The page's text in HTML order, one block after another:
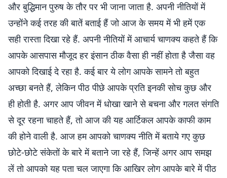
और बुद्धिमान पुरुष के तौर पर भी जाना जाता है. अपनी नीतियों में
उन्होंने कई तरह की बातें बताई हैं जो आज के समय में भी हमें एक
सही रास्ता दिखा रहे हैं. अपनी नीतियों में आचार्य चाणक्य कहते हैं कि
आपके आसपास मौजूद हर इंसान ठीक वैसा ही नहीं होता है जैसा वह
आपको दिखाई दे रहा है. कई बार ये लोग आपके सामने तो बहुत
अच्छा बनते हैं, लेकिन पीठ पीछे आपके प्रति इनकी सोच कुछ और
ही होती है. अगर आप जीवन में धोखा खाने से बचना और गलत संगति
से दूर रहना चाहते हैं, तो आज की यह आर्टिकल आपके काफी काम
की होने वाली है. आज हम आपको चाणक्य नीति में बताये गए कुछ
छोटे-छोटे संकेतों के बारे में बताने जा रहे हैं, जिन्हें अगर आप समझ
लें तो आपको यह पता चल जाएगा कि आखिर लोग आपके बारे में पीठ